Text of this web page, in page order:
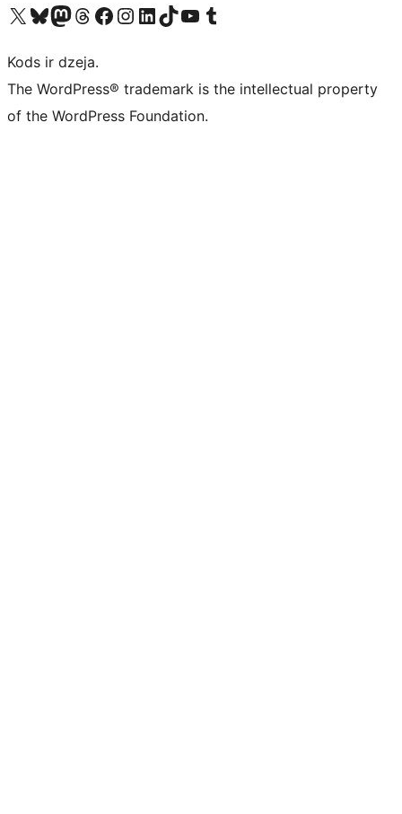
Apmeklējiet mūsu X (agrāk Twitter) kontu
Apmeklējiet mūsu Bluesky kontu
Apmeklējiet mūsu Mastodon kontu
Apmeklējiet mūsu Threads kontu
Apmeklējiet mūsu Facebook lapuApmeklējiet mūsu Instagram kontu
Apmeklējiet mūsu LinkedIn kontu
Apmeklējiet mūsu TikTok kontu
Apmeklējiet mūsu YouTube kanālu
Apmeklējiet mūsu Tumblr kontu
Kods ir dzeja.
The WordPress® trademark is the intellectual property
of the WordPress Foundation.